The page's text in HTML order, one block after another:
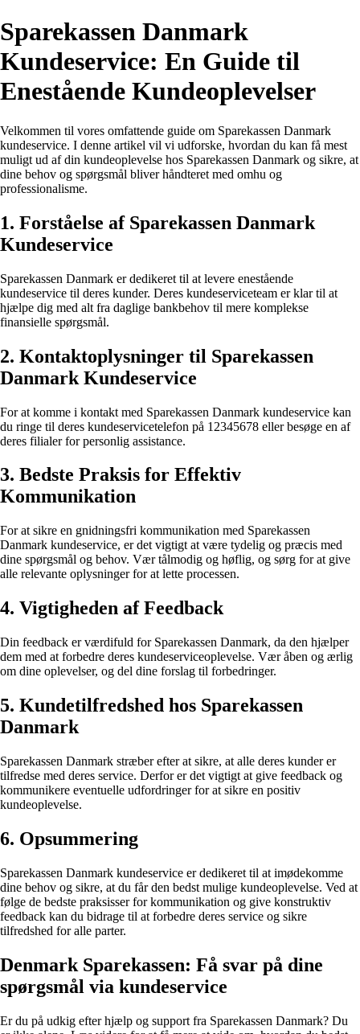
Sparekassen Danmark
Kundeservice: En Guide til
Enestående Kundeoplevelser
Velkommen til vores omfattende guide om Sparekassen Danmark
kundeservice. I denne artikel vil vi udforske, hvordan du kan få mest
muligt ud af din kundeoplevelse hos Sparekassen Danmark og sikre, at
dine behov og spørgsmål bliver håndteret med omhu og
professionalisme.
1. Forståelse af Sparekassen Danmark
Kundeservice
Sparekassen Danmark er dedikeret til at levere enestående
kundeservice til deres kunder. Deres kundeserviceteam er klar til at
hjælpe dig med alt fra daglige bankbehov til mere komplekse
finansielle spørgsmål.
2. Kontaktoplysninger til Sparekassen
Danmark Kundeservice
For at komme i kontakt med Sparekassen Danmark kundeservice kan
du ringe til deres kundeservicetelefon på 12345678 eller besøge en af
deres filialer for personlig assistance.
3. Bedste Praksis for Effektiv
Kommunikation
For at sikre en gnidningsfri kommunikation med Sparekassen
Danmark kundeservice, er det vigtigt at være tydelig og præcis med
dine spørgsmål og behov. Vær tålmodig og høflig, og sørg for at give
alle relevante oplysninger for at lette processen.
4. Vigtigheden af Feedback
Din feedback er værdifuld for Sparekassen Danmark, da den hjælper
dem med at forbedre deres kundeserviceoplevelse. Vær åben og ærlig
om dine oplevelser, og del dine forslag til forbedringer.
5. Kundetilfredshed hos Sparekassen
Danmark
Sparekassen Danmark stræber efter at sikre, at alle deres kunder er
tilfredse med deres service. Derfor er det vigtigt at give feedback og
kommunikere eventuelle udfordringer for at sikre en positiv
kundeoplevelse.
6. Opsummering
Sparekassen Danmark kundeservice er dedikeret til at imødekomme
dine behov og sikre, at du får den bedst mulige kundeoplevelse. Ved at
følge de bedste praksisser for kommunikation og give konstruktiv
feedback kan du bidrage til at forbedre deres service og sikre
tilfredshed for alle parter.
Denmark Sparekassen: Få svar på dine
spørgsmål via kundeservice
Er du på udkig efter hjælp og support fra Sparekassen Danmark? Du